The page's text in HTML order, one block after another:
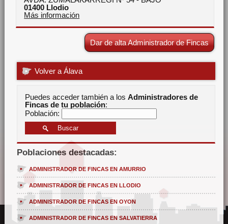
01400 Llodio
Más información
Dar de alta Administrador de Fincas
Volver a Álava
Puedes acceder también a losAdministradores de
Fincas de tu población:
Población:
Poblaciones destacadas:
ADMINISTRADOR DE FINCAS EN AMURRIO
ADMINISTRADOR DE FINCAS EN LLODIO
ADMINISTRADOR DE FINCAS EN OYON
ADMINISTRADOR DE FINCAS EN SALVATIERRA